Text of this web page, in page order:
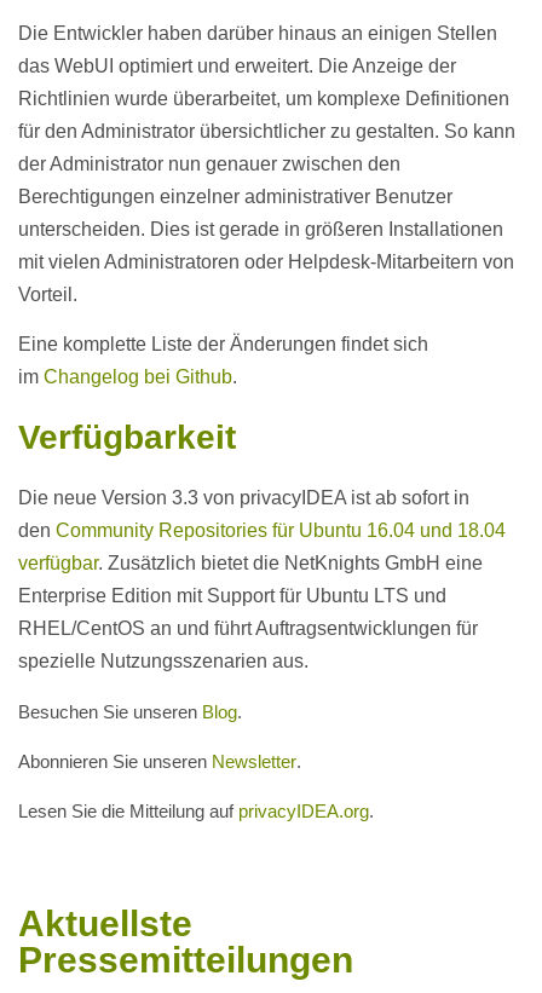
Die Entwickler haben darüber hinaus an einigen Stellen
das WebUI optimiert und erweitert. Die Anzeige der
Richtlinien wurde überarbeitet, um komplexe Definitionen
für den Administrator übersichtlicher zu gestalten. So kann
der Administrator nun genauer zwischen den
Berechtigungen einzelner administrativer Benutzer
unterscheiden. Dies ist gerade in größeren Installationen
mit vielen Administratoren oder Helpdesk-Mitarbeitern von
Vorteil.
Eine komplette Liste der Änderungen findet sich
im Changelog bei Github.
Verfügbarkeit
Die neue Version 3.3 von privacyIDEA ist ab sofort in
den Community Repositories für Ubuntu 16.04 und 18.04
verfügbar. Zusätzlich bietet die NetKnights GmbH eine
Enterprise Edition mit Support für Ubuntu LTS und
RHEL/CentOS an und führt Auftragsentwicklungen für
spezielle Nutzungsszenarien aus.
Besuchen Sie unseren Blog.
Abonnieren Sie unseren Newsletter.
Lesen Sie die Mitteilung auf privacyIDEA.org.
Aktuellste
Pressemitteilungen